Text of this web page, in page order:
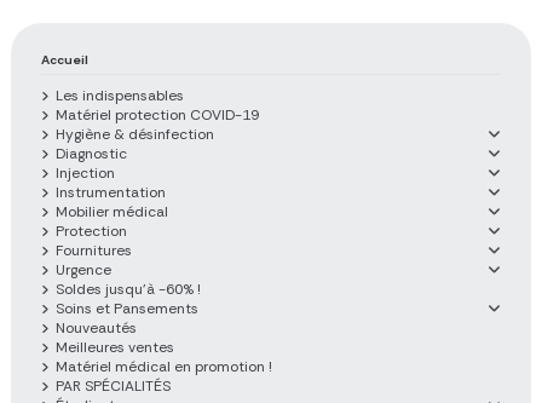
Accueil
Les indispensables
Matériel protection COVID-19
Hygiène & désinfection
Diagnostic
Injection
Instrumentation
Mobilier médical
Protection
Fournitures
Urgence
Soldes jusqu'à -60% !
Soins et Pansements
Nouveautés
Meilleures ventes
Matériel médical en promotion !
PAR SPÉCIALITÉS